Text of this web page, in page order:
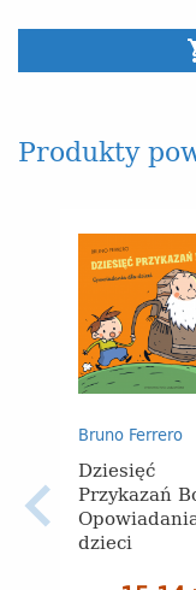
Produkty
Bruno Ferrero
Dziesięć
Przykazań
dzieci